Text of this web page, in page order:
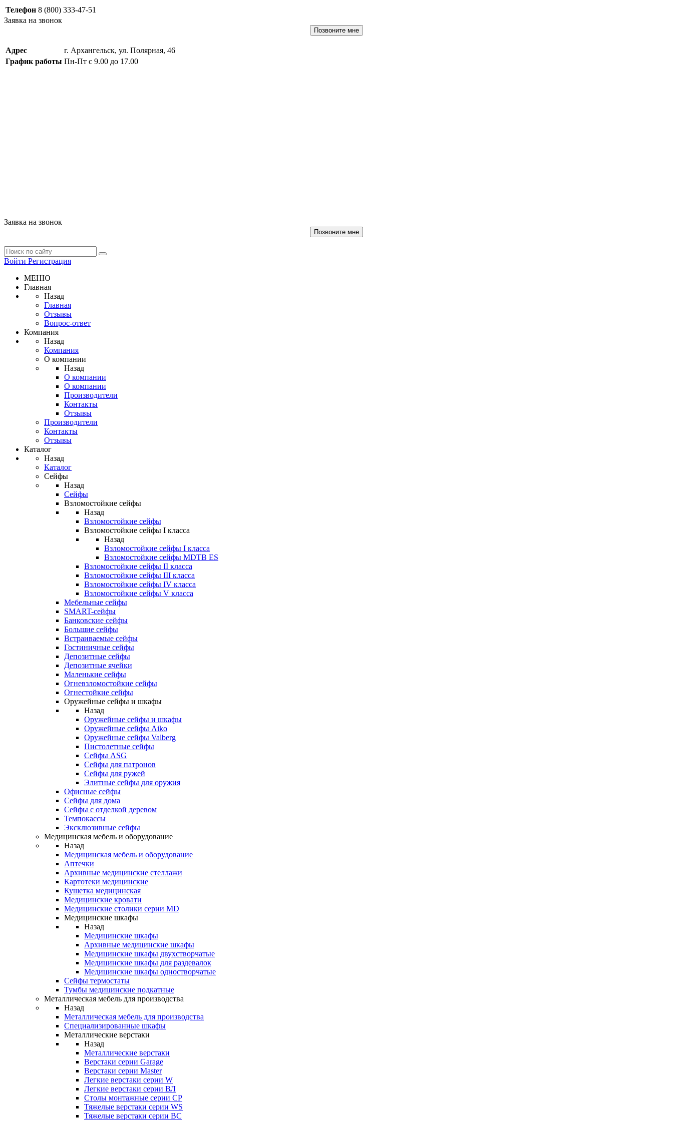
Телефон 8 (800) 333-47-51
Заявка на звонок
Позвоните мне
Адрес
г. Архангельск, ул. Полярная, 46
График работы Пн-Пт с 9.00 до 17.00
Заявка на звонок
Позвоните мне
Войти Регистрация
МЕНЮ
Главная
Назад
Главная
Отзывы
Вопрос-ответ
Компания
Назад
Компания
О компании
Назад
О компании
О компании
Производители
Контакты
Отзывы
Производители
Контакты
Отзывы
Каталог
Назад
Каталог
Сейфы
Назад
Сейфы
Взломостойкие сейфы
Назад
Взломостойкие сейфы
Взломостойкие сейфы I класса
Назад
Взломостойкие сейфы I класса
Взломостойкие сейфы MDTB ES
Взломостойкие сейфы II класса
Взломостойкие сейфы III класса
Взломостойкие сейфы IV класса
Взломостойкие сейфы V класса
Мебельные сейфы
SMART-сейфы
Банковские сейфы
Большие сейфы
Встраиваемые сейфы
Гостиничные сейфы
Депозитные сейфы
Депозитные ячейки
Маленькие сейфы
Огневзломостойкие сейфы
Огнестойкие сейфы
Оружейные сейфы и шкафы
Назад
Оружейные сейфы и шкафы
Оружейные сейфы Aiko
Оружейные сейфы Valberg
Пистолетные сейфы
Сейфы ASG
Сейфы для патронов
Сейфы для ружей
Элитные сейфы для оружия
Офисные сейфы
Сейфы для дома
Сейфы с отделкой деревом
Темпокассы
Эксклюзивные сейфы
Медицинская мебель и оборудование
Назад
Медицинская мебель и оборудование
Аптечки
Архивные медицинские стеллажи
Картотеки медицинские
Кушетка медицинская
Медицинские кровати
Медицинские столики серии MD
Медицинские шкафы
Назад
Медицинские шкафы
Архивные медицинские шкафы
Медицинские шкафы двухстворчатые
Медицинские шкафы для раздевалок
Медицинские шкафы одностворчатые
Сейфы термостаты
Тумбы медицинские подкатные
Металлическая мебель для производства
Назад
Металлическая мебель для производства
Cпециализированные шкафы
Металлические верстаки
Назад
Металлические верстаки
Верстаки серии Garage
Верстаки серии Master
Легкие верстаки серии W
Легкие верстаки серии ВЛ
Столы монтажные серии СР
Тяжелые верстаки серии WS
Тяжелые верстаки серии ВС